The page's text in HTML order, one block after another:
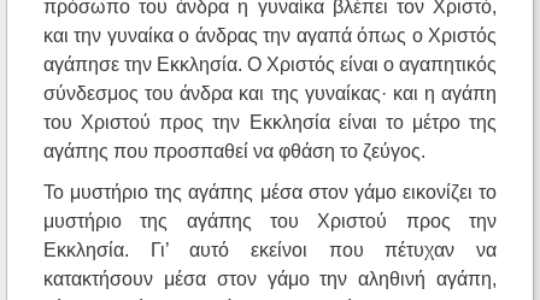
πρόσωπο του άνδρα η γυναίκα βλέπει τον Χριστό,
και την γυναίκα ο άνδρας την αγαπά όπως ο Χριστός
αγάπησε την Εκκλησία. Ο Χριστός είναι ο αγαπητικός
σύνδεσμος του άνδρα και της γυναίκας· και η αγάπη
του Χριστού προς την Εκκλησία είναι το μέτρο της
αγάπης που προσπαθεί να φθάση το ζεύγος.
Το μυστήριο της αγάπης μέσα στον γάμο εικονίζει το
μυστήριο της αγάπης του Χριστού προς την
Εκκλησία. Γι’ αυτό εκείνοι που πέτυχαν να
κατακτήσουν μέσα στον γάμο την αληθινή αγάπη,